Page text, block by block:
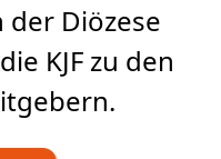
Diözese
KJF zu den